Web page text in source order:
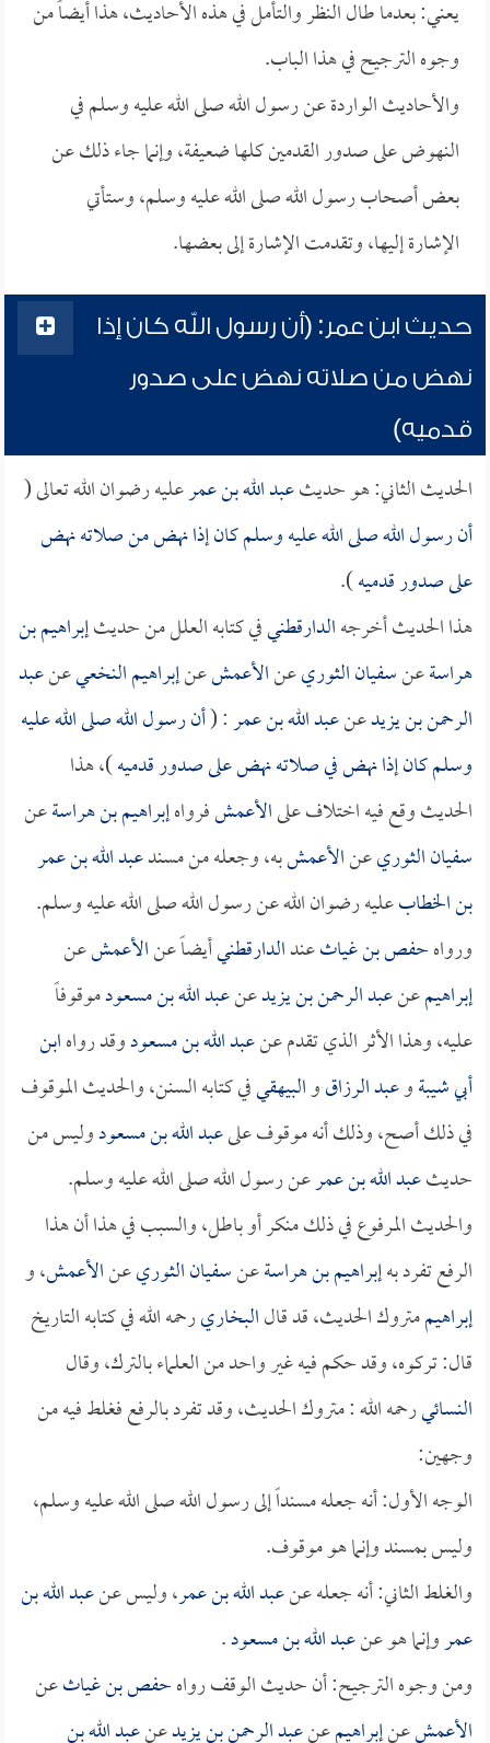
يعني: بعدما طال النظر والتأمل في هذه الأحاديث، هذا أيضاً من
وجوه الترجيح في هذا الباب.
والأحاديث الواردة عن رسول الله صلى الله عليه وسلم في
النهوض على صدور القدمين كلها ضعيفة، وإنما جاء ذلك عن
بعض أصحاب رسول الله صلى الله عليه وسلم، وستأتي
الإشارة إليها، وتقدمت الإشارة إلى بعضها.
حديث ابن عمر: (أن رسول الله كان إذا
نهض من صلاته نهض على صدور
قدميه)
الحديث الثاني: هو حديثعبد الله بن عمرعليه رضوان الله تعالى (
أن رسول الله صلى الله عليه وسلم كان إذا نهض من صلاته نهض
على صدور قدميه).
هذا الحديث أخرجهالدارقطنيفي كتابه العلل من حديثإبراهيم بن
هراسةعنسفيان الثوريعنالأعمشعنإبراهيم النخعيعنعبد
الرحمن بن يزيدعنعبد الله بن عمر: (أن رسول الله صلى الله عليه
وسلم كان إذا نهض في صلاته نهض على صدور قدميه)، هذا
الحديث وقع فيه اختلاف علىالأعمشفرواهإبراهيم بن هراسةعن
سفيان الثوريعنالأعمشبه، وجعله من مسندعبد الله بن عمر
بن الخطابعليه رضوان الله عن رسول الله صلى الله عليه وسلم.
ورواهحفص بن غياثعندالدارقطنيأيضاً عنالأعمشعن
إبراهيمعنعبد الرحمن بن يزيدعنعبد الله بن مسعودموقوفاً
عليه، وهذا الأثر الذي تقدم عنعبد الله بن مسعودوقد رواهابن
أبي شيبةوعبد الرزاقوالبيهقيفي كتابه السنن، والحديث الموقوف
في ذلك أصح، وذلك أنه موقوف علىعبد الله بن مسعودوليس من
حديثعبد الله بن عمرعن رسول الله صلى الله عليه وسلم.
والحديث المرفوع في ذلك منكر أو باطل، والسبب في هذا أن هذا
الرفع تفرد بهإبراهيم بن هراسةعنسفيان الثوريعنالأعمش، و
إبراهيممتروك الحديث، قد قالالبخاريرحمه الله في كتابه التاريخ
قال: تركوه، وقد حكم فيه غير واحد من العلماء بالترك، وقال
النسائيرحمه الله : متروك الحديث، وقد تفرد بالرفع فغلط فيه من
وجهين:
الوجه الأول: أنه جعله مسنداً إلى رسول الله صلى الله عليه وسلم،
وليس بمسند وإنما هو موقوف.
والغلط الثاني: أنه جعله عنعبد الله بن عمر، وليس عنعبد الله بن
عمروإنما هو عنعبد الله بن مسعود.
ومن وجوه الترجيح: أن حديث الوقف رواهحفص بن غياثعن
الأعمشعنإبراهيمعنعبد الرحمن بن يزيدعنعبد الله بن